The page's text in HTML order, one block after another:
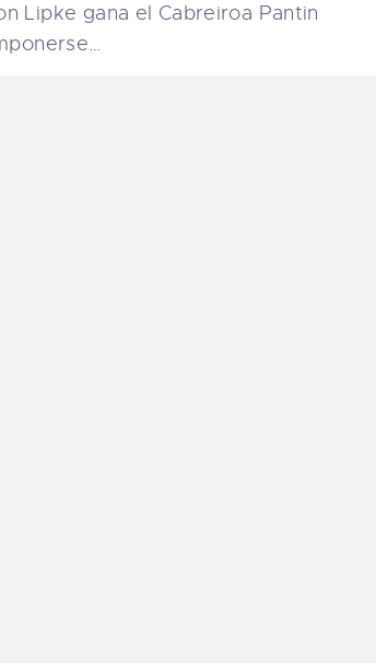
Lipke gana el Cabreiroa Pantin